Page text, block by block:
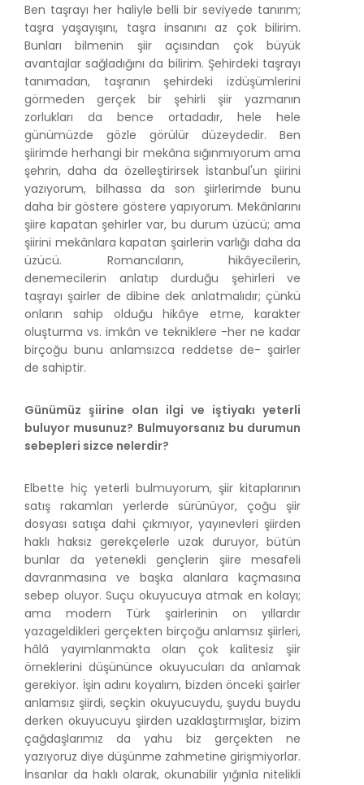
Ben taşrayı her haliyle belli bir seviyede tanırım;
taşra yaşayışını, taşra insanını az çok bilirim.
Bunları bilmenin şiir açısından çok büyük
avantajlar sağladığını da bilirim. Şehirdeki taşrayı
tanımadan, taşranın şehirdeki izdüşümlerini
görmeden gerçek bir şehirli şiir yazmanın
zorlukları da bence ortadadır, hele hele
günümüzde gözle görülür düzeydedir. Ben
şiirimde herhangi bir mekâna sığınmıyorum ama
şehrin, daha da özelleştirirsek İstanbul'un şiirini
yazıyorum, bilhassa da son şiirlerimde bunu
daha bir göstere göstere yapıyorum. Mekânlarını
şiire kapatan şehirler var, bu durum üzücü; ama
şiirini mekânlara kapatan şairlerin varlığı daha da
üzücü. Romancıların, hikâyecilerin,
denemecilerin anlatıp durduğu şehirleri ve
taşrayı şairler de dibine dek anlatmalıdır; çünkü
onların sahip olduğu hikâye etme, karakter
oluşturma vs. imkân ve tekniklere -her ne kadar
birçoğu bunu anlamsızca reddetse de- şairler
de sahiptir.
Günümüz şiirine olan ilgi ve iştiyakı yeterli
buluyor musunuz? Bulmuyorsanız bu durumun
sebepleri sizce nelerdir?
Elbette hiç yeterli bulmuyorum, şiir kitaplarının
satış rakamları yerlerde sürünüyor, çoğu şiir
dosyası satışa dahi çıkmıyor, yayınevleri şiirden
haklı haksız gerekçelerle uzak duruyor, bütün
bunlar da yetenekli gençlerin şiire mesafeli
davranmasına ve başka alanlara kaçmasına
sebep oluyor. Suçu okuyucuya atmak en kolayı;
ama modern Türk şairlerinin on yıllardır
yazageldikleri gerçekten birçoğu anlamsız şiirleri,
hâlâ yayımlanmakta olan çok kalitesiz şiir
örneklerini düşününce okuyucuları da anlamak
gerekiyor. İşin adını koyalım, bizden önceki şairler
anlamsız şiirdi, seçkin okuyucuydu, şuydu buydu
derken okuyucuyu şiirden uzaklaştırmışlar, bizim
çağdaşlarımız da yahu biz gerçekten ne
yazıyoruz diye düşünme zahmetine girişmiyorlar.
İnsanlar da haklı olarak, okunabilir yığınla nitelikli